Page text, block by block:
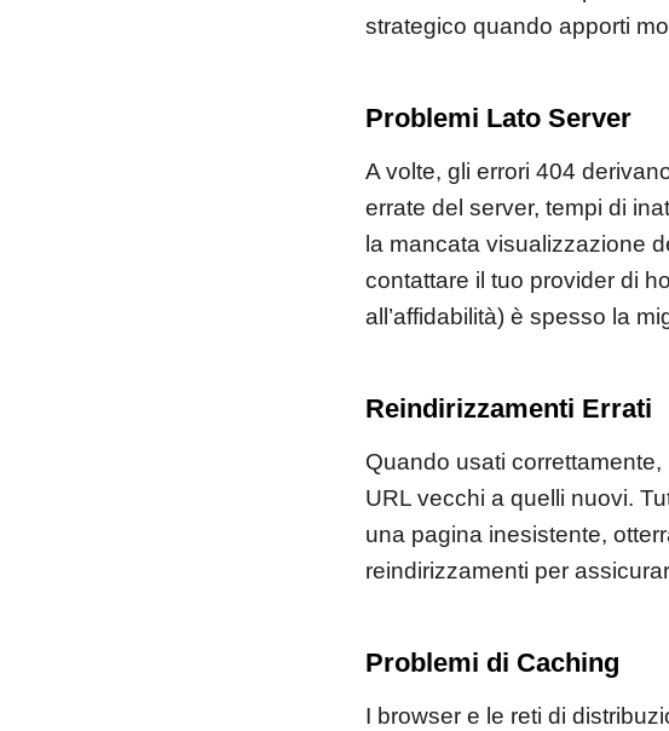
strategico quando apporti
Problemi Lato Server
A volte, gli errori 404
errate del server, tempi di
la mancata visualizzazione
contattare il tuo provider di
all’affidabilità) è spesso la
Reindirizzamenti Errati
Quando usati
URL vecchi a quelli nuovi.
una pagina inesistente,
reindirizzamenti per
Problemi di Caching
I browser e le reti di